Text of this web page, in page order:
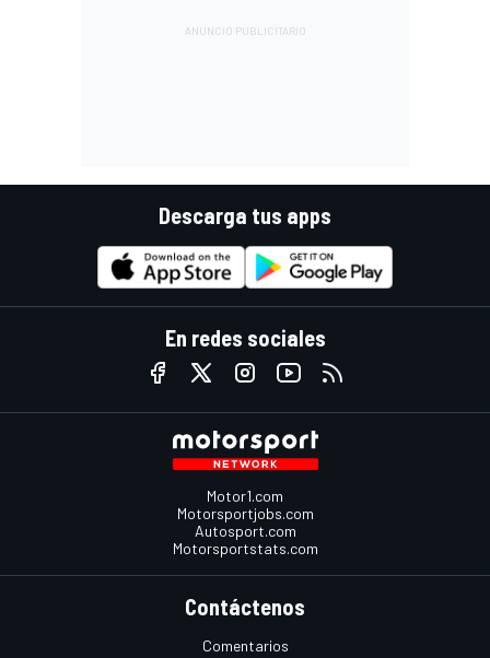
Descarga tus apps
En redes sociales
Motor1.com
Motorsportjobs.com
Autosport.com
Motorsportstats.com
Contáctenos
Comentarios